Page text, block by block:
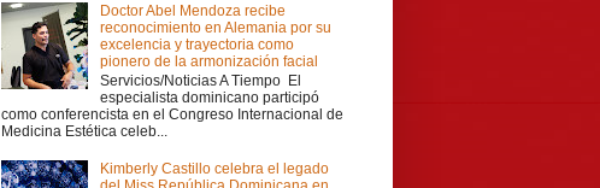
Doctor Abel Mendoza recibe
reconocimiento en Alemania por su
excelencia y trayectoria como
pionero de la armonización facial
Servicios/Noticias A Tiempo El
especialista dominicano participó
como conferencista en el Congreso Internacional de
Medicina Estética celeb...
Kimberly Castillo celebra el legado